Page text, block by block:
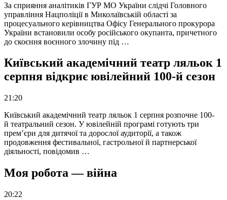
За сприяння аналітиків ГУР МО України слідчі Головного
управління Нацполіції в Миколаївській області за
процесуального керівництва Офісу Генерального прокурора
України встановили особу російського окупанта, причетного
до скоєння воєнного злочину під …
Київський академічний театр ляльок 1
серпня відкриє ювілейний 100-й сезон
21:20
Київський академічний театр ляльок 1 серпня розпочне 100-
й театральний сезон. У ювілейній програмі готують три
прем’єри для дитячої та дорослої аудиторії, а також
продовження фестивальної, гастрольної й партнерської
діяльності, повідомив …
Моя робота — війна
20:22